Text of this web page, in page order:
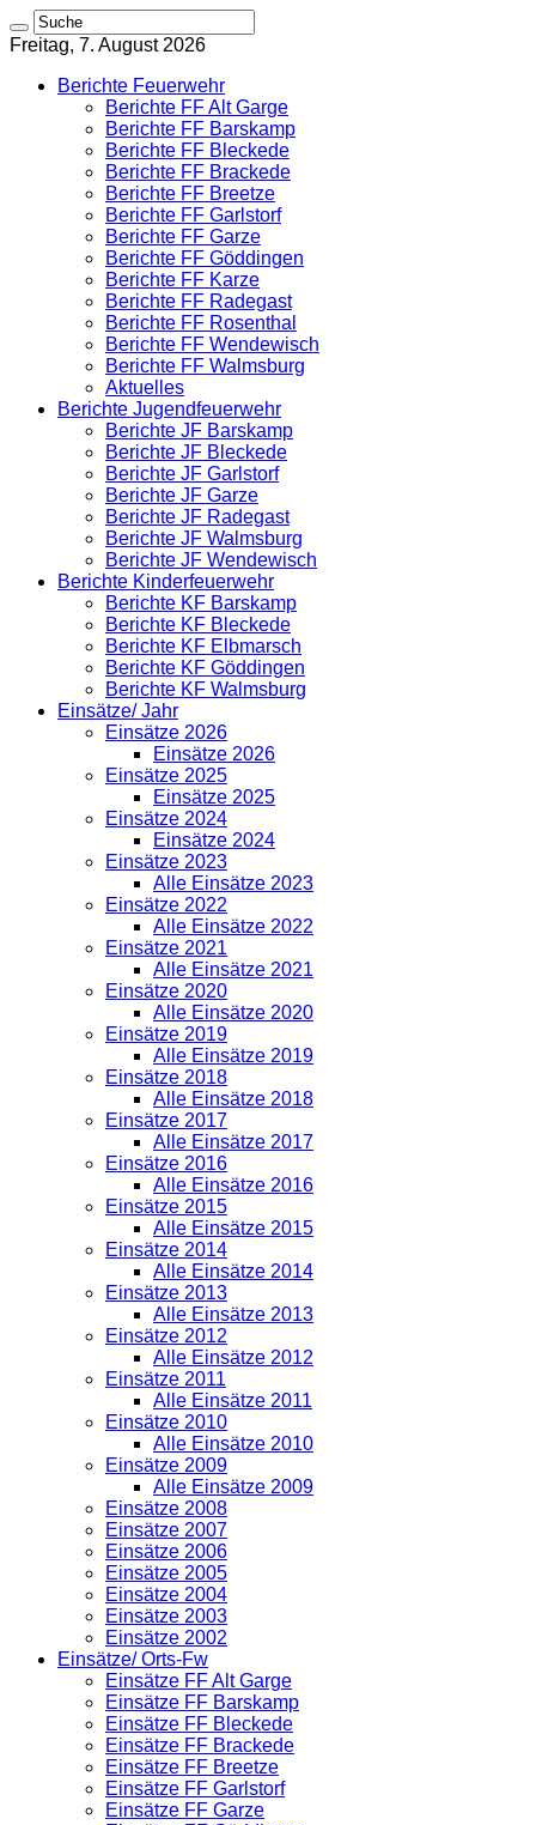
Freitag, 7. August 2026
Berichte Feuerwehr
Berichte FF Alt Garge
Berichte FF Barskamp
Berichte FF Bleckede
Berichte FF Brackede
Berichte FF Breetze
Berichte FF Garlstorf
Berichte FF Garze
Berichte FF Göddingen
Berichte FF Karze
Berichte FF Radegast
Berichte FF Rosenthal
Berichte FF Wendewisch
Berichte FF Walmsburg
Aktuelles
Berichte Jugendfeuerwehr
Berichte JF Barskamp
Berichte JF Bleckede
Berichte JF Garlstorf
Berichte JF Garze
Berichte JF Radegast
Berichte JF Walmsburg
Berichte JF Wendewisch
Berichte Kinderfeuerwehr
Berichte KF Barskamp
Berichte KF Bleckede
Berichte KF Elbmarsch
Berichte KF Göddingen
Berichte KF Walmsburg
Einsätze/ Jahr
Einsätze 2026
Einsätze 2026
Einsätze 2025
Einsätze 2025
Einsätze 2024
Einsätze 2024
Einsätze 2023
Alle Einsätze 2023
Einsätze 2022
Alle Einsätze 2022
Einsätze 2021
Alle Einsätze 2021
Einsätze 2020
Alle Einsätze 2020
Einsätze 2019
Alle Einsätze 2019
Einsätze 2018
Alle Einsätze 2018
Einsätze 2017
Alle Einsätze 2017
Einsätze 2016
Alle Einsätze 2016
Einsätze 2015
Alle Einsätze 2015
Einsätze 2014
Alle Einsätze 2014
Einsätze 2013
Alle Einsätze 2013
Einsätze 2012
Alle Einsätze 2012
Einsätze 2011
Alle Einsätze 2011
Einsätze 2010
Alle Einsätze 2010
Einsätze 2009
Alle Einsätze 2009
Einsätze 2008
Einsätze 2007
Einsätze 2006
Einsätze 2005
Einsätze 2004
Einsätze 2003
Einsätze 2002
Einsätze/ Orts-Fw
Einsätze FF Alt Garge
Einsätze FF Barskamp
Einsätze FF Bleckede
Einsätze FF Brackede
Einsätze FF Breetze
Einsätze FF Garlstorf
Einsätze FF Garze